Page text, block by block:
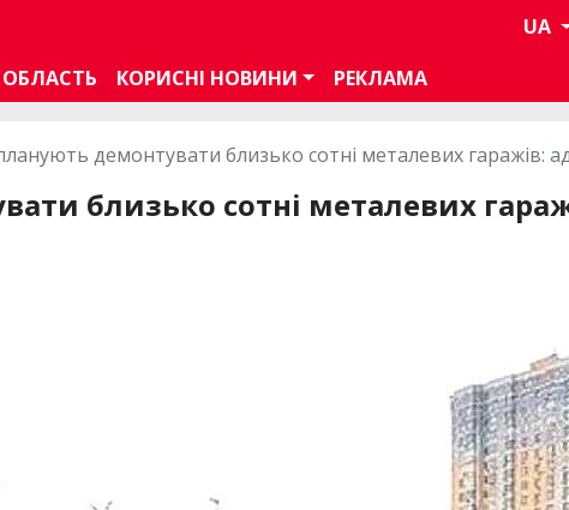
UA
ОБЛАСТЬ КОРИСНІ НОВИНИ РЕКЛАМА
демонтувати близько сотні металевих гаражів:
близько сотні металевих